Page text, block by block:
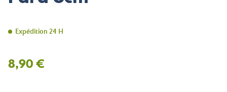
Expédition 24 H
8,90 €